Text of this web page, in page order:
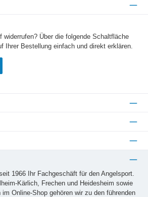
widerrufen? Über die folgende Schaltfläche
Ihrer Bestellung einfach und direkt erklären.
1966 Ihr Fachgeschäft für den Angelsport.
Kärlich, Frechen und Heidesheim sowie
Online-Shop gehören wir zu den führenden